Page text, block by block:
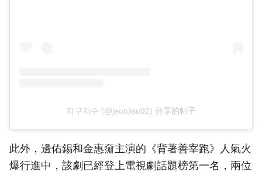
지구지수 (@jeonjisu92) 分享的帖子
此外，邊佑錫和金惠奫主演的《背著善宰跑》人氣火
爆行進中，該劇已經登上電視劇話題榜第一名，兩位